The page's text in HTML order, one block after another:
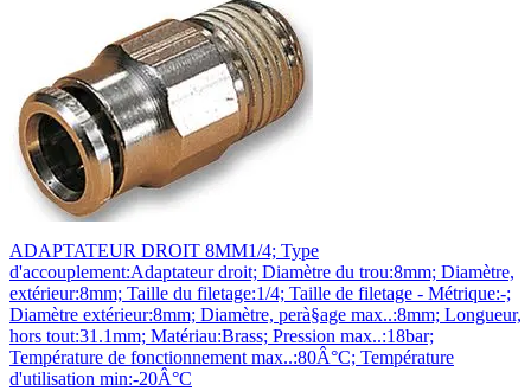
ADAPTATEUR DROIT 8MM1/4; Type
d'accouplement:Adaptateur droit; Diamètre du trou:8mm; Diamètre,
extérieur:8mm; Taille du filetage:1/4; Taille de filetage - Métrique:-;
Diamètre extérieur:8mm; Diamètre, perà§age max..:8mm; Longueur,
hors tout:31.1mm; Matériau:Brass; Pression max..:18bar;
Température de fonctionnement max..:80Â°C; Température
d'utilisation min:-20Â°C